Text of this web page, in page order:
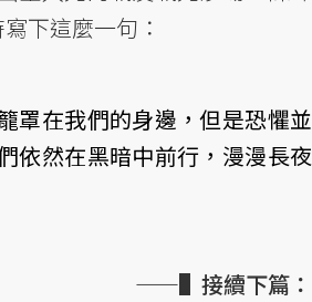
下這麼一句：
罩在我們的身邊，但是恐懼並
依然在黑暗中前行，漫漫長夜
——▌接續下篇：